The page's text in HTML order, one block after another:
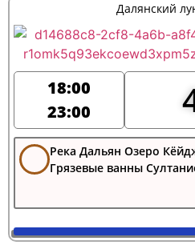
Далянский
18:00
23:00
Река Дальян Озеро
Грязевые ванны